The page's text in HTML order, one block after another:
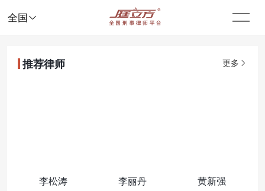
全国 
推荐律师 更多
李松涛 李丽丹 黄新强